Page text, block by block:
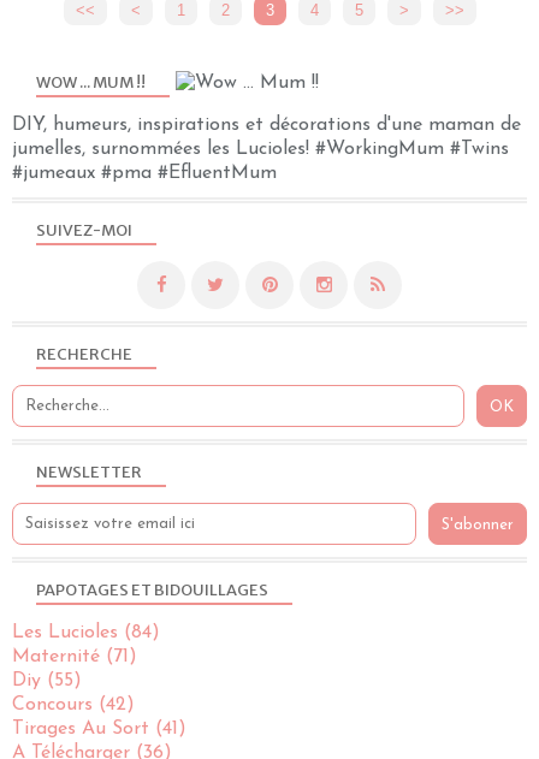
<< < 1 2 3 4 5 > >>
NEWSLETTER
SUIVEZ-MOI
RECHERCHE
WOW ... MUM !!
DIY, humeurs, inspirations et décorations d'une maman de
jumelles, surnommées les Lucioles! #WorkingMum #Twins
#jumeaux #pma #EfluentMum
PAPOTAGES ET BIDOUILLAGES
Les Lucioles (84)
Maternité (71)
Diy (55)
Concours (42)
Tirages Au Sort (41)
A Télécharger (36)